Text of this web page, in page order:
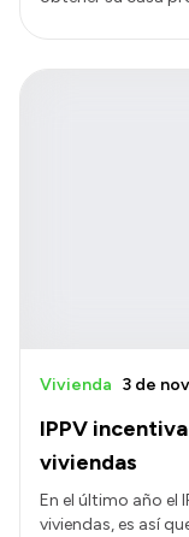
IPPV
viviendas
Vivienda 3 de
En el último año el
viviendas, es así